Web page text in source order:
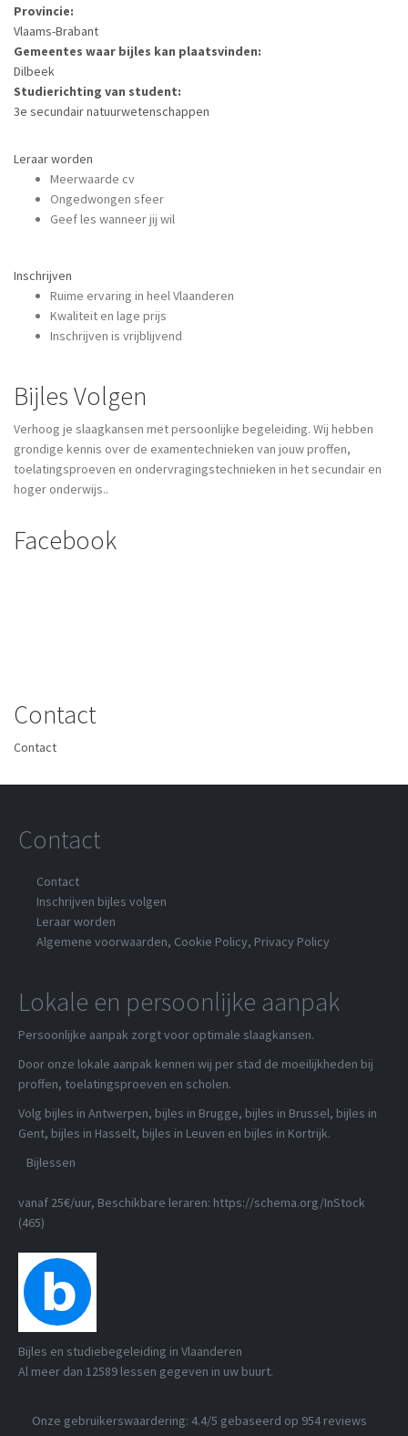
Provincie:
Vlaams-Brabant
Gemeentes waar bijles kan plaatsvinden:
Dilbeek
Studierichting van student:
3e secundair natuurwetenschappen
Leraar worden
Meerwaarde cv
Ongedwongen sfeer
Geef les wanneer jij wil
Inschrijven
Ruime ervaring in heel Vlaanderen
Kwaliteit en lage prijs
Inschrijven is vrijblijvend
Bijles Volgen
Verhoog je slaagkansen met persoonlijke begeleiding. Wij hebben
grondige kennis over de examentechnieken van jouw proffen,
toelatingsproeven en ondervragingstechnieken in het secundair en
hoger onderwijs..
Facebook
Contact
Contact
Contact
Contact
Inschrijven bijles volgen
Leraar worden
Algemene voorwaarden, Cookie Policy, Privacy Policy
Lokale en persoonlijke aanpak
Persoonlijke aanpak zorgt voor optimale slaagkansen.
Door onze lokale aanpak kennen wij per stad de moeilijkheden bij
proffen, toelatingsproeven en scholen.
Volg bijles in Antwerpen, bijles in Brugge, bijles in Brussel, bijles in
Gent, bijles in Hasselt, bijles in Leuven en bijles in Kortrijk.
Bijlessen
vanaf 25€/uur, Beschikbare leraren: https://schema.org/InStock
(465)
Bijles en studiebegeleiding in Vlaanderen
Al meer dan 12589 lessen gegeven in uw buurt.
Onze gebruikerswaardering: 4.4/5 gebaseerd op 954 reviews